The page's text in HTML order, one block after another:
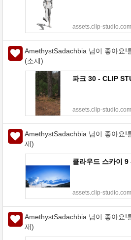
assets.clip-studio.com
AmethystSadachbia 님이 좋아요!
(소재)
파크 30 - CLIP
assets.clip-studio.com
AmethystSadachbia 님이 좋아요!
재)
클라우드 스카이
assets.clip-studio.com
AmethystSadachbia 님이 좋아요!
재)